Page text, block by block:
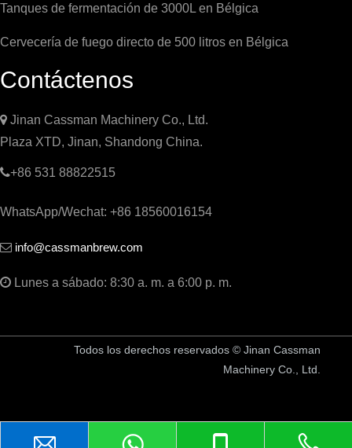
Tanques de fermentación de 3000L en Bélgica
Cervecería de fuego directo de 500 litros en Bélgica
Contáctenos
 Jinan Cassman Machinery Co., Ltd.
Plaza XTD, Jinan, Shandong China.
+86 531 88822515
WhatsApp/Wechat: +86 18560016154
 info@cassmanbrew.com
 Lunes a sábado: 8:30 a. m. a 6:00 p. m.
Todos los derechos reservados © Jinan Cassman
Machinery Co., Ltd.